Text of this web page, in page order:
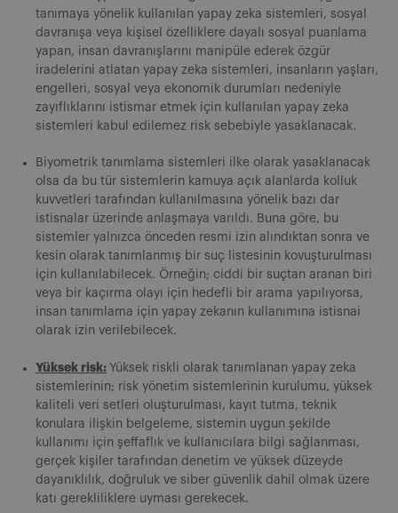
tanımaya yönelik kullanılan yapay zeka sistemleri, sosyal
davranışa veya kişisel özelliklere dayalı sosyal puanlama
yapan, insan davranışlarını manipüle ederek özgür
iradelerini atlatan yapay zeka sistemleri, insanların yaşları,
engelleri, sosyal veya ekonomik durumları nedeniyle
zayıflıklarını istismar etmek için kullanılan yapay zeka
sistemleri kabul edilemez risk sebebiyle yasaklanacak.
Biyometrik tanımlama sistemleri ilke olarak yasaklanacak
olsa da bu tür sistemlerin kamuya açık alanlarda kolluk
kuvvetleri tarafından kullanılmasına yönelik bazı dar
istisnalar üzerinde anlaşmaya varıldı. Buna göre, bu
sistemler yalnızca önceden resmi izin alındıktan sonra ve
kesin olarak tanımlanmış bir suç listesinin kovuşturulması
için kullanılabilecek. Örneğin; ciddi bir suçtan aranan biri
veya bir kaçırma olayı için hedefli bir arama yapılıyorsa,
insan tanımlama için yapay zekanın kullanımına istisnai
olarak izin verilebilecek.
Yüksek risk: Yüksek riskli olarak tanımlanan yapay zeka
sistemlerinin; risk yönetim sistemlerinin kurulumu, yüksek
kaliteli veri setleri oluşturulması, kayıt tutma, teknik
konulara ilişkin belgeleme, sistemin uygun şekilde
kullanımı için şeffaflık ve kullanıcılara bilgi sağlanması,
gerçek kişiler tarafından denetim ve yüksek düzeyde
dayanıklılık, doğruluk ve siber güvenlik dahil olmak üzere
katı gerekliliklere uyması gerekecek.